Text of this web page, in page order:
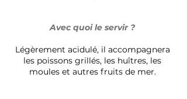
Avec quoi le servir ?
Légèrement acidulé, il accompagnera
les poissons grillés, les huîtres, les
moules et autres fruits de mer.